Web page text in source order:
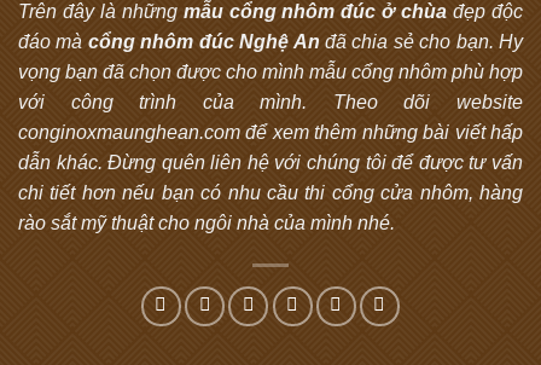
Trên đây là những mẫu cổng nhôm đúc ở chùa đẹp độc
đáo mà cổng nhôm đúc Nghệ An đã chia sẻ cho bạn. Hy
vọng bạn đã chọn được cho mình mẫu cổng nhôm phù hợp
với công trình của mình. Theo dõi website
conginoxmaunghean.com để xem thêm những bài viết hấp
dẫn khác. Đừng quên liên hệ với chúng tôi để được tư vấn
chi tiết hơn nếu bạn có nhu cầu thi cổng cửa nhôm, hàng
rào sắt mỹ thuật cho ngôi nhà của mình nhé.